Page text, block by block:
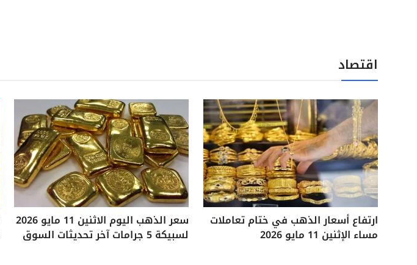
اقتصاد
ارتفاع أسعار الذهب في ختام تعاملات
مساء الإثنين 11 مايو 2026
سعر الذهب اليوم الاثنين 11 مايو 2026
لسبيكة 5 جرامات آخر تحديثات السوق